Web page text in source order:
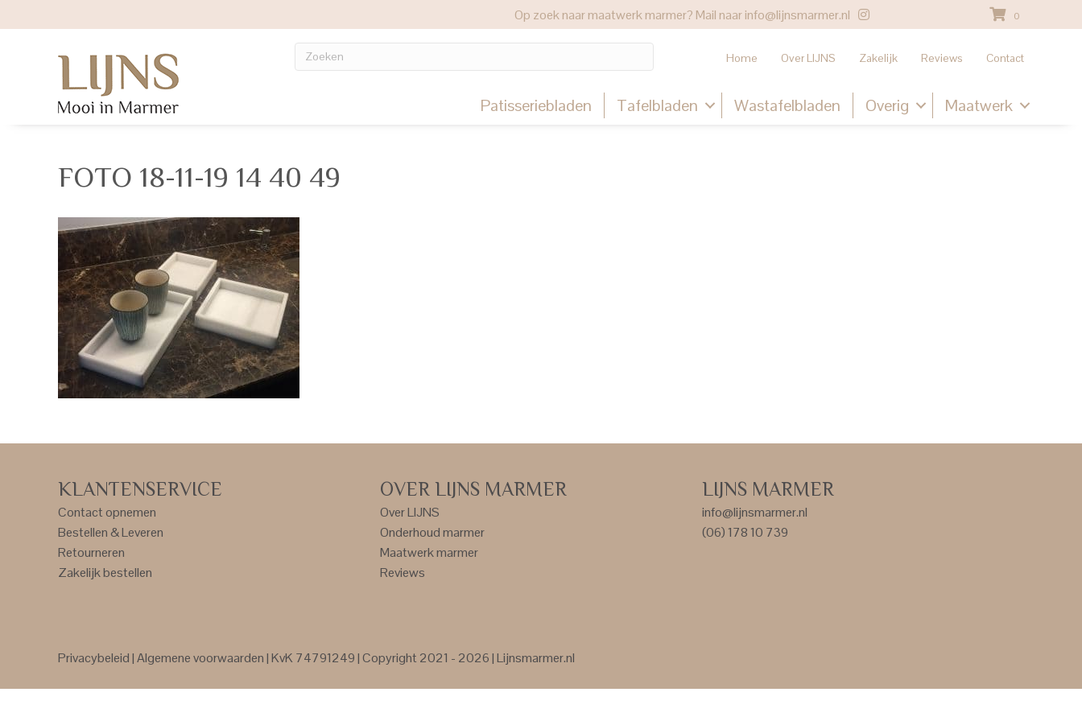
Op zoek naar maatwerk marmer? Mail naarinfo@lijnsmarmer.nl 0
Home Over LIJNS Zakelijk Reviews Contact
Patisseriebladen Tafelbladen Wastafelbladen Overig Maatwerk
FOTO 18-11-19 14 40 49
KLANTENSERVICE
Contact opnemen
Bestellen & Leveren
Retourneren
Zakelijk bestellen
OVER LIJNS MARMER
Over LIJNS
Onderhoud marmer
Maatwerk marmer
Reviews
LIJNS MARMER
info@lijnsmarmer.nl
(06) 178 10 739
Privacybeleid|Algemene voorwaarden| KvK 74791249 | Copyright 2021 - 2026 | Lijnsmarmer.nl